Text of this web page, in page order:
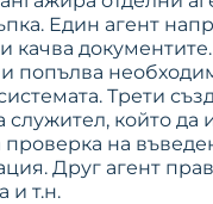
Един агент
качва
попълва
Трети
служител, който да
на
Друг агент
и т.н.